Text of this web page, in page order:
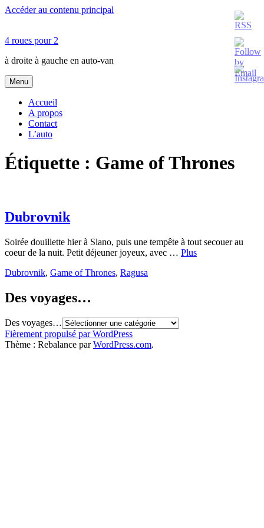
Accéder au contenu principal
4 roues pour 2
à droite à gauche en auto-van
Menu
Accueil
A propos
Contact
L’auto
Étiquette : Game of Thrones
Dubrovnik
Soirée douillette hier à Slano, puis une tempête à tout secouer au
coeur de la nuit. Petit déjeuner joyeux, avec … Plus
Dubrovnik, Game of Thrones, Ragusa
Des voyages…
Des voyages…
Fièrement propulsé par WordPress
Thème : Rebalance parWordPress.com.